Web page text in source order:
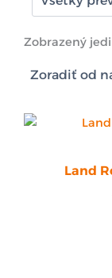
Zobrazený
Land